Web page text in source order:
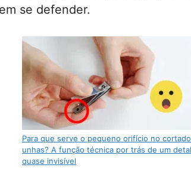
em se defender.
Para que serve o pequeno orifício no
unhas? A função técnica por trás de um
quase invisível